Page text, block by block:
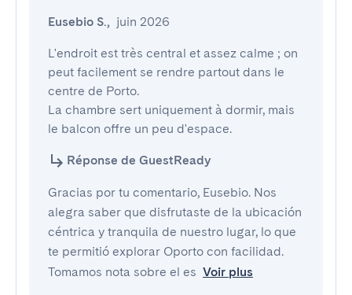
Eusebio S., juin 2026
L'endroit est très central et assez calme ; on
peut facilement se rendre partout dans le
centre de Porto.
La chambre sert uniquement à dormir, mais
le balcon offre un peu d'espace.
Réponse de GuestReady
Gracias por tu comentario, Eusebio. Nos
alegra saber que disfrutaste de la ubicación
céntrica y tranquila de nuestro lugar, lo que
te permitió explorar Oporto con facilidad.
Tomamos nota sobre el es Voir plus